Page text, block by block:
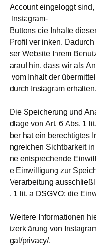
Account eingeloggt
Instagram-
Buttons die Inhalte
Profil verlinken.
ser Website Ihrem
arauf hin, dass wir als
vom Inhalt der
durch Instagram erhalten.
Die Speicherung und
dlage von Art. 6 Abs. 1
ber hat ein berechtigtes
ngreichen Sichtbarkeit
ne entsprechende
e Einwilligung zur
Verarbeitung
. 1 lit. a DSGVO; die
Weitere Informationen
tzerklärung von
gal/privacy/.